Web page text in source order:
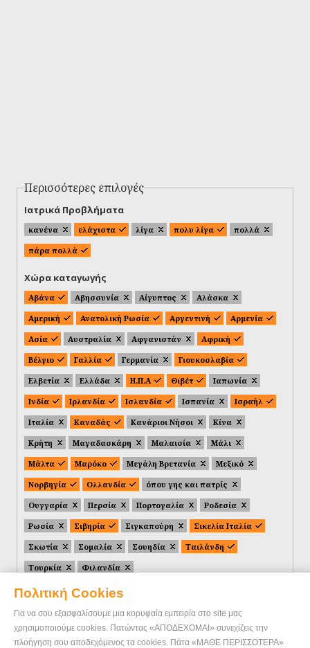
Πολιτική Cookies
Για να σου εξασφαλίσουμε μια κορυφαία εμπειρία στο site μας
χρησιμοποιούμε cookies. Πατώντας «ΑΠΟΔΕΧΟΜΑΙ» συνεχίζεις την
πλοήγηση σου αποδεχόμενος τα cookies. Πάτα «ΜΑΘΕ ΠΕΡΙΣΣΟΤΕΡΑ»
Περισσότερες επιλογές
Ιατρικά Προβλήματα
κανένα ελάχιστα λίγα πολυ λίγα
πολλά
πάρα πολλά
Χώρα καταγωγής
Αβάνα Αβησσυνία Αίγυπτος
Αλάσκα
Αμερική
Ανατολική Ρωσία Αργεντινή
Αρμενία
Ασία
Αυστραλία Αφγανιστάν
Αφρική
Βέλγιο
Γαλλία Γερμανία
Γιουκοσλαβία
Ελβετία
Ελλάδα Η.Π.Α Θιβέτ
Ιαπωνία
Ινδία
Ιρλανδία Ισλανδία Ισπανία
Ισραήλ
Ιταλία
Καναδάς Κανάριοι Νήσοι
Κίνα
Κρήτη
Μαγαδασκάρη Μαλαισία
Μάλι
Μάλτα
Μαρόκο Μεγάλη Βρετανία
Μεξικό
Νορβηγία
Ολλανδία
όπου γης και πατρίς
Ουγγαρία
Περσία Πορτογαλία
Ροδεσία
Ρωσία
Σιβηρία Σιγκαπούρη
Σικελία Ιταλία
Σκωτία
Σομαλία Σουηδία
Ταιλάνδη
Τουρκία
Φιλανδία